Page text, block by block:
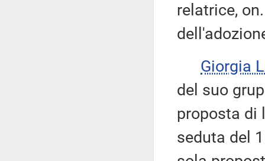
relatrice,
Giorgia
del suo
proposta di
seduta del